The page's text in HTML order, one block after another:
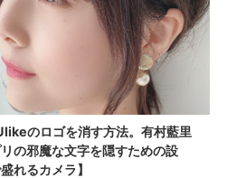
のロゴを消す方法。有村藍里
の邪魔な文字を隠すための設
れるカメラ】